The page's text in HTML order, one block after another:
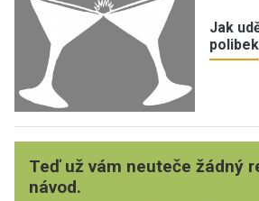
Jak
Teď už vám neuteče žádný
návod.